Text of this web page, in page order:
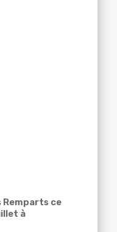
Remparts ce
à